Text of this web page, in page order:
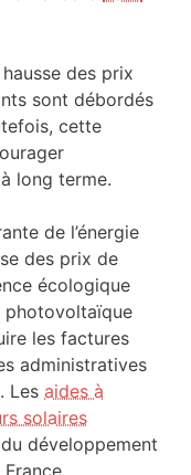
des prix
sont débordés
cette
long terme.
de l’énergie
des prix de
écologique
photovoltaïque
les factures
administratives
Les aides à
solaires
développement